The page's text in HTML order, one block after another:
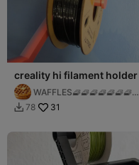
creality hi filament holder
WAFFLES🧇🧇🧇🧇🧇🧇🧇🧇
🧇🧇👍
 78 31